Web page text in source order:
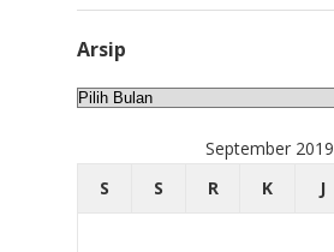
Arsip
Arsip
September 2019
S
S R K J